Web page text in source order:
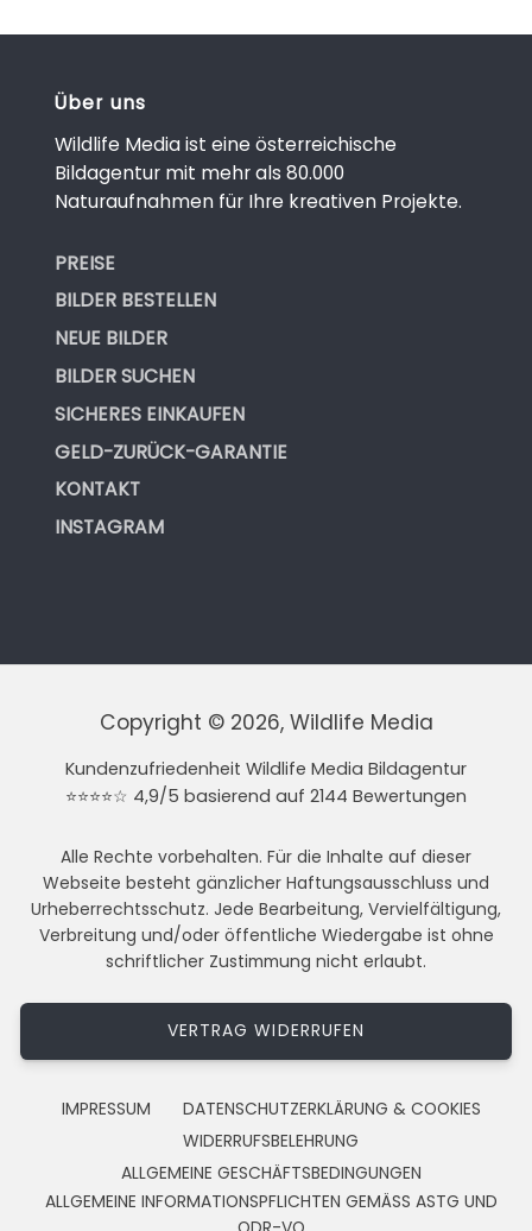
Über uns
Wildlife Media ist eine österreichische
Bildagentur mit mehr als 80.000
Naturaufnahmen für Ihre kreativen Projekte.
PREISE
BILDER BESTELLEN
NEUE BILDER
BILDER SUCHEN
SICHERES EINKAUFEN
GELD-ZURÜCK-GARANTIE
KONTAKT
INSTAGRAM
Copyright © 2026, Wildlife Media
Kundenzufriedenheit Wildlife Media Bildagentur
⭐⭐⭐⭐☆ 4,9/5 basierend auf 2144 Bewertungen
Alle Rechte vorbehalten. Für die Inhalte auf dieser
Webseite besteht gänzlicher Haftungsausschluss und
Urheberrechtsschutz. Jede Bearbeitung, Vervielfältigung,
Verbreitung und/oder öffentliche Wiedergabe ist ohne
schriftlicher Zustimmung nicht erlaubt.
VERTRAG WIDERRUFEN
IMPRESSUM
DATENSCHUTZERKLÄRUNG & COOKIES
WIDERRUFSBELEHRUNG
ALLGEMEINE GESCHÄFTSBEDINGUNGEN
ALLGEMEINE INFORMATIONSPFLICHTEN GEMÄSS ASTG UND